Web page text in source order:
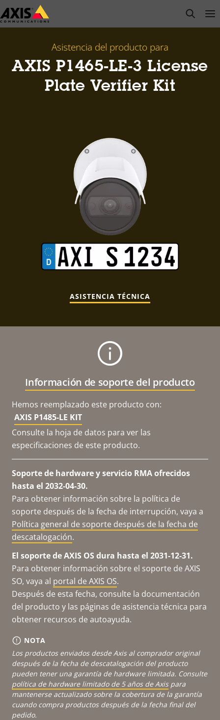
Saltar
al
open
Asistencia del producto para
AXIS P1465-LE-3 License
Plate Verifier Kit
ASISTENCIA TÉCNICA
Información de soporte del producto
Hemos reemplazado este producto con:
AXIS P1485-LE KIT
Consulte la hoja de datos para ver las
especificaciones de este producto.
Soporte de hardware y servicio RMA ofrecidos
hasta el 2032-04-30.
Para obtener información sobre la política de
soporte después de la fecha de interrupción, vaya a
Política general de soporte después de la fecha de
descatalogación.
El soporte de AXIS OS dura hasta el 2031-12-31.
Para obtener información sobre el soporte de AXIS
SO, vaya al portal de AXIS OS.
Después de esta fecha, consulte la documentación
del producto y las páginas de asistencia técnica para
obtener recursos de autoayuda.
NOTA
Los productos enviados desde Axis al comprador original
después de la fecha de descatalogación del producto
pueden tener una garantía de hardware limitada. Consulte
política de hardware limitado de 5 años de Axispara
mantenerse actualizado sobre la cobertura de la garantía
cuando compra productos después de la fecha final del
pedido.